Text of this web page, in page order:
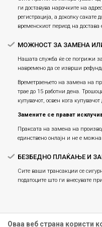
ги доставува нарачките на
регистрација, а доколку сакате
временскиот период на достава
МОЖНОСТ ЗА ЗАМЕНА
Нашата служба ќе се погрижи
навремено да се изврши
Времетраењето на замена на
трае до 15 работни дена.
купувачот, освен кога
Замените се прават
Праксата на замена на
единствено онлајн и не е
БЕЗБЕДНО ПЛАЌАЊЕ И
Сите ваши трансакции се
податоците што ги внесувате
Оваа веб страна користи